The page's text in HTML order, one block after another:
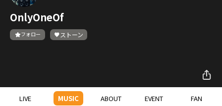
OnlyOneOf
フォロー ストーン
LIVE MUSIC ABOUT EVENT FAN